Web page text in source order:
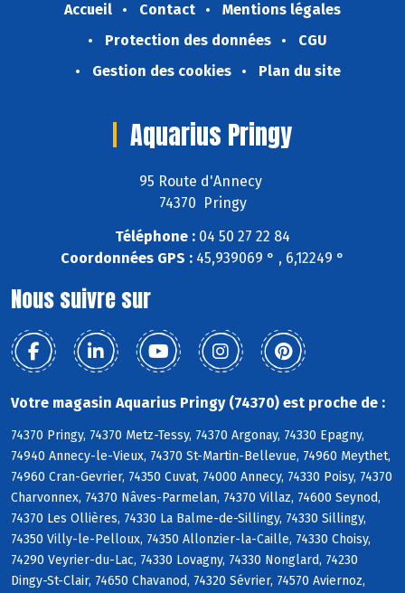
Accueil Contact
Mentions légales
Protection des données
CGU
Gestion des cookies
Plan du site
Aquarius Pringy
95 Route d'Annecy
74370 Pringy
Téléphone : 04 50 27 22 84
Coordonnées GPS : 45,939069 ° , 6,12249 °
Nous suivre sur
Votre magasin Aquarius Pringy (74370) est proche de :
74370 Pringy, 74370 Metz-Tessy, 74370 Argonay, 74330 Epagny,
74940 Annecy-le-Vieux, 74370 St-Martin-Bellevue, 74960 Meythet,
74960 Cran-Gevrier, 74350 Cuvat, 74000 Annecy, 74330 Poisy, 74370
Charvonnex, 74370 Nâves-Parmelan, 74370 Villaz, 74600 Seynod,
74370 Les Ollières, 74330 La Balme-de-Sillingy, 74330 Sillingy,
74350 Villy-le-Pelloux, 74350 Allonzier-la-Caille, 74330 Choisy,
74290 Veyrier-du-Lac, 74330 Lovagny, 74330 Nonglard, 74230
Dingy-St-Clair, 74650 Chavanod, 74320 Sévrier, 74570 Aviernoz,